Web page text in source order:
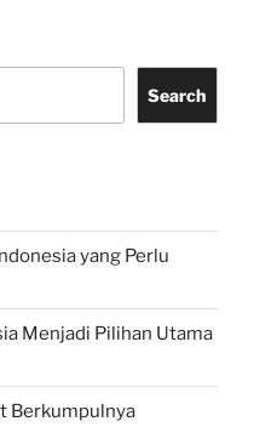
Search
yang Perlu
Menjadi Pilihan Utama
Berkumpulnya